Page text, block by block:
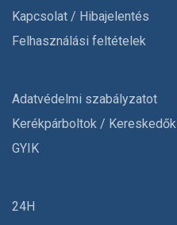
Kapcsolat / Hibajelentés
Felhasználási feltételek
Adatvédelmi szabályzatot
Kerékpárboltok / Kereskedők
GYIK
24H